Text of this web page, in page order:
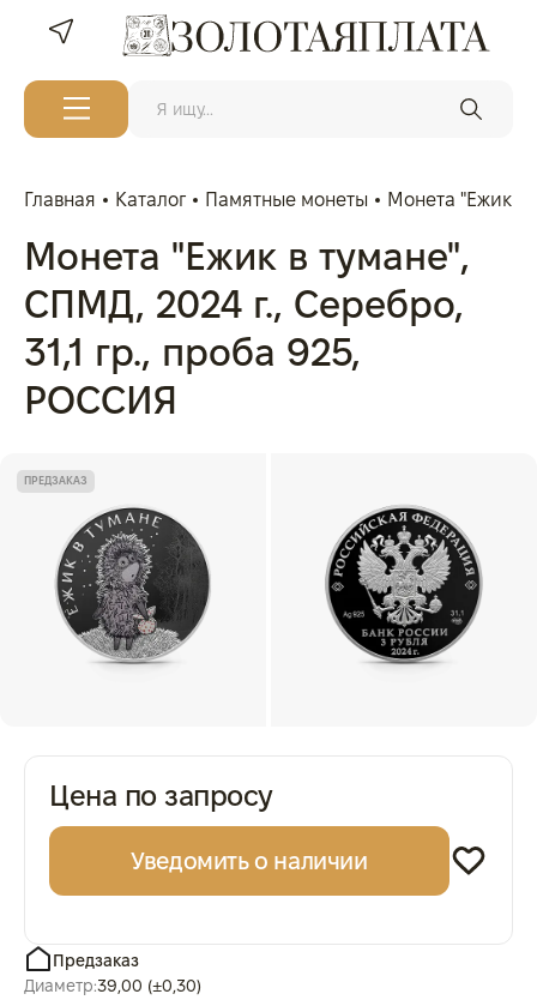
Главная Каталог Памятные монеты Монета "Ежик в
Монета "Ежик в тумане",
СПМД, 2024 г., Серебро,
31,1 гр., проба 925,
РОССИЯ
ПРЕДЗАКАЗ
Цена по запросу
Уведомить о наличии
Предзаказ
Диаметр:39,00 (±0,30)